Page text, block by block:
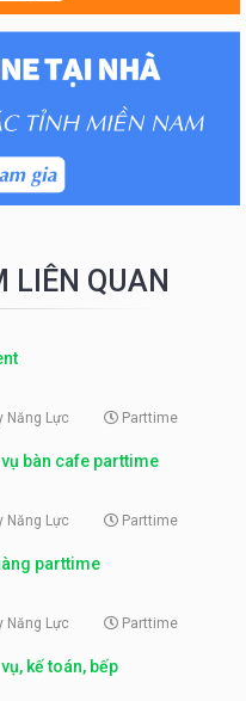
LIÊN QUAN
Năng Lực Parttime
bàn cafe parttime
Năng Lực Parttime
parttime
Năng Lực Parttime
kế toán, bếp